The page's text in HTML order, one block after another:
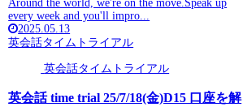
Around the world, we're on the move.Speak up
every week and you'll impro...
2025.05.13
英会話タイムトライアル
英会話タイムトライアル
英会話 time trial 25/7/18(金)D15 口座を解